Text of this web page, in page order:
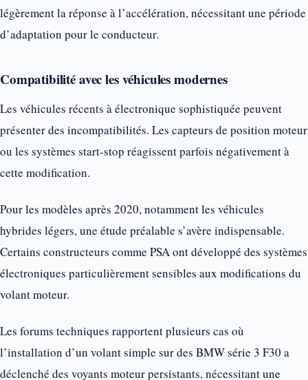
légèrement la réponse à l’accélération, nécessitant une période
d’adaptation pour le conducteur.
Compatibilité avec les véhicules modernes
Les véhicules récents à électronique sophistiquée peuvent
présenter des incompatibilités. Les capteurs de position moteur
ou les systèmes start-stop réagissent parfois négativement à
cette modification.
Pour les modèles après 2020, notamment les véhicules
hybrides légers, une étude préalable s’avère indispensable.
Certains constructeurs comme PSA ont développé des systèmes
électroniques particulièrement sensibles aux modifications du
volant moteur.
Les forums techniques rapportent plusieurs cas où
l’installation d’un volant simple sur des BMW série 3 F30 a
déclenché des voyants moteur persistants, nécessitant une